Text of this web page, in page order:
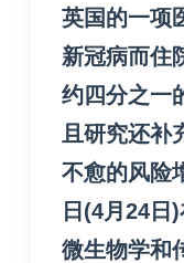
英国的一项
新冠病而住
约四分之一
且研究还补
不愈的风险
日(4月24日
微生物学和